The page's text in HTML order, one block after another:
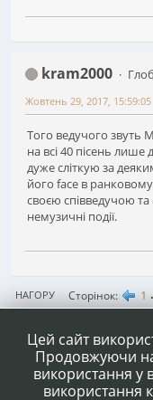
kram2000
Жовтень 29, 2017, 15:59:05
Того ведучого звуть
на всі 40 пісень лише
дуже сліткую за
його face в ранковому
своєю співведучою
немузичні події.
НАГОРУ Сторінок 1
Цей сайт
Продовжуючи
використання у
використання